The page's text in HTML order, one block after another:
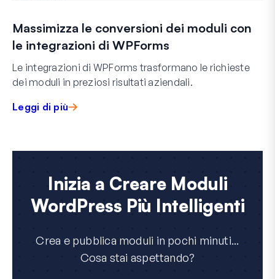
Massimizza le conversioni dei moduli con
le integrazioni di WPForms
Le integrazioni di WPForms trasformano le richieste
dei moduli in preziosi risultati aziendali.
Leggi di più
Inizia a Creare Moduli
WordPress Più Intelligenti
Crea e pubblica moduli in pochi minuti...
Cosa stai aspettando?